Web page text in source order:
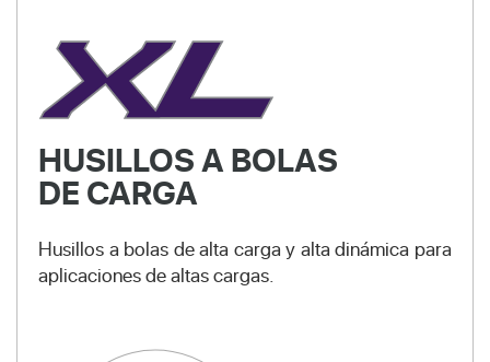
HUSILLOS A BOLAS
DE CARGA
Husillos a bolas de alta carga y alta dinámica para
aplicaciones de altas cargas.